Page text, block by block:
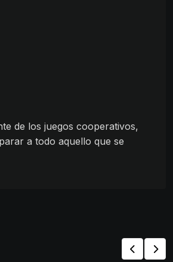
de los juegos cooperativos,
a todo aquello que se